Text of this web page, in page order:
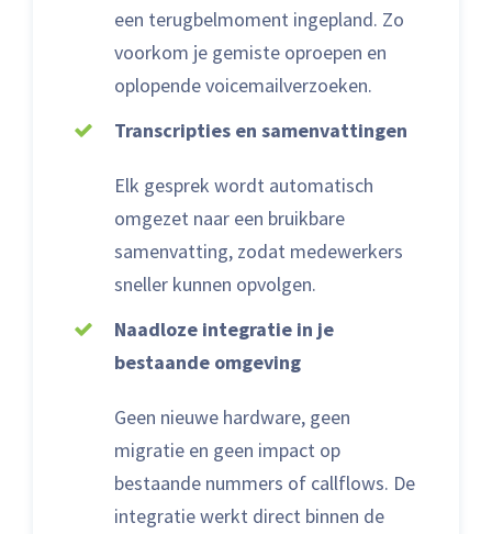
een terugbelmoment ingepland. Zo
voorkom je gemiste oproepen en
oplopende voicemailverzoeken.
Transcripties en samenvattingen
Elk gesprek wordt automatisch
omgezet naar een bruikbare
samenvatting, zodat medewerkers
sneller kunnen opvolgen.
Naadloze integratie in je
bestaande omgeving
Geen nieuwe hardware, geen
migratie en geen impact op
bestaande nummers of callflows. De
integratie werkt direct binnen de